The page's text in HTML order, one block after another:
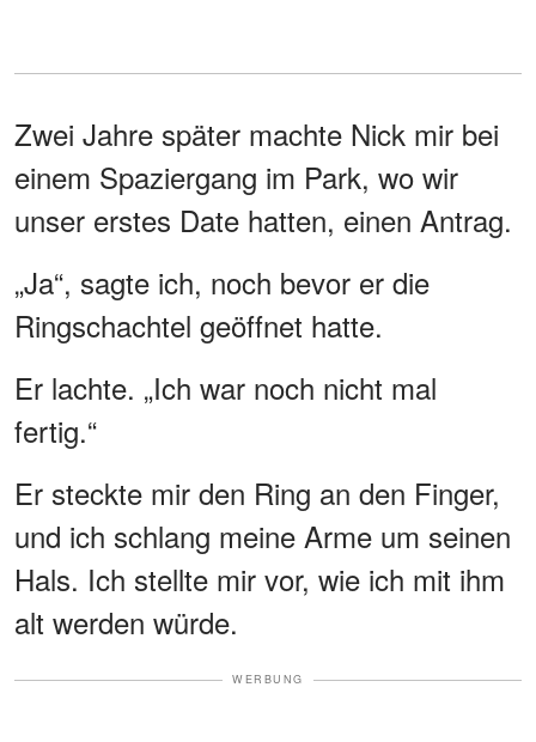
Zwei Jahre später machte Nick mir bei
einem Spaziergang im Park, wo wir
unser erstes Date hatten, einen Antrag.
„Ja“, sagte ich, noch bevor er die
Ringschachtel geöffnet hatte.
Er lachte. „Ich war noch nicht mal
fertig.“
Er steckte mir den Ring an den Finger,
und ich schlang meine Arme um seinen
Hals. Ich stellte mir vor, wie ich mit ihm
alt werden würde.
WERBUNG